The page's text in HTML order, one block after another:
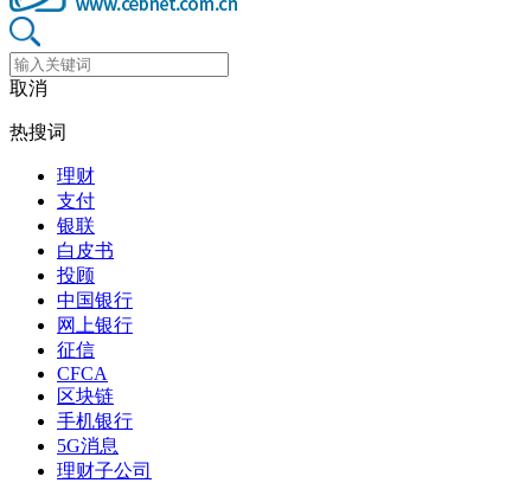
取消
热搜词
理财
支付
银联
白皮书
投顾
中国银行
网上银行
征信
CFCA
区块链
手机银行
5G消息
理财子公司